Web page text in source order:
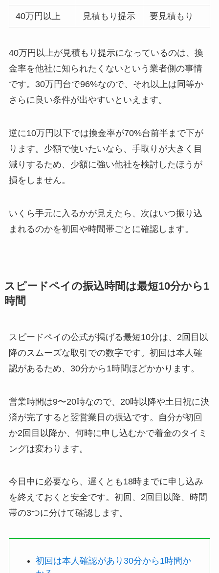
40万円以上 見積もり提示 要見積もり
40万円以上が見積もり提示になっているのは、換
金率を他社に知られたくないという業者側の事情
です。30万円台で96%なので、それ以上は同等か
さらに良い条件が出やすいといえます。
逆に10万円以下では換金率が70%台前半まで下が
ります。少額で使いたいなら、手取りが大きく目
減りするため、少額に強い他社を検討したほうが
損をしません。
いくら手元に入るかが見えたら、次はいつ振り込
まれるのかを初回や時間帯ごとに確認します。
スピードペイの振込時間は最短10分から1
時間
スピードペイの公式が掲げる最短10分は、2回目以
降のスムーズな取引での数字です。初回は本人確
認があるため、30分から1時間ほどかかります。
営業時間は9〜20時なので、20時以降や土日祝に決
済が完了すると翌営業日の振込です。自分が初回
か2回目以降か、何時に申し込むかで着金のタイミ
ングは変わります。
今日中に必要なら、遅くとも18時までに申し込み
を終えておくと安全です。初回、2回目以降、時間
帯の3つに分けて確認します。
初回は本人確認があり30分から1時間か